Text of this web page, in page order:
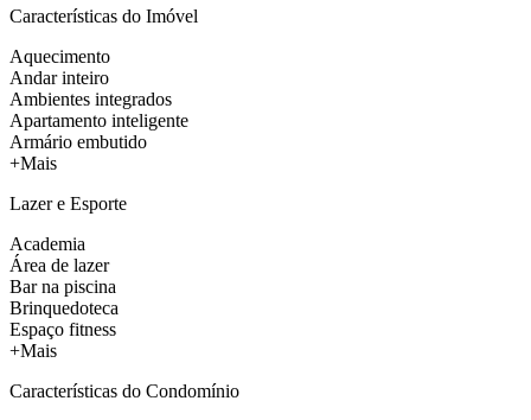
Características do Imóvel
Aquecimento
Andar inteiro
Ambientes integrados
Apartamento inteligente
Armário embutido
+Mais
Lazer e Esporte
Academia
Área de lazer
Bar na piscina
Brinquedoteca
Espaço fitness
+Mais
Características do Condomínio